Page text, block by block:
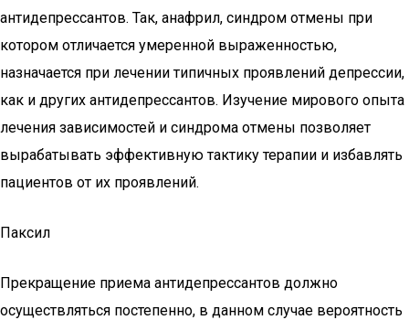
антидепрессантов. Так, анафрил, синдром отмены при
котором отличается умеренной выраженностью,
назначается при лечении типичных проявлений депрессии,
как и других антидепрессантов. Изучение мирового опыта
лечения зависимостей и синдрома отмены позволяет
вырабатывать эффективную тактику терапии и избавлять
пациентов от их проявлений.
Паксил
Прекращение приема антидепрессантов должно
осуществляться постепенно, в данном случае вероятность